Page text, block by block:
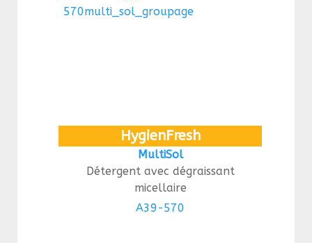
HygienFresh
MultiSol
Détergent avec dégraissant
micellaire
A39-570